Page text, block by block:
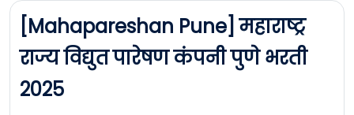
[Mahapareshan Pune] महाराष्ट्र
राज्य विद्युत पारेषण कंपनी पुणे भरती
2025